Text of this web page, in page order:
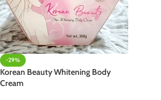
-29%
Korean Beauty Whitening Body
Cream